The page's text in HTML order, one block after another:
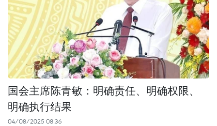
国会主席陈青敏：明确责任、明确权限、
明确执行结果
04/08/2025 08:36